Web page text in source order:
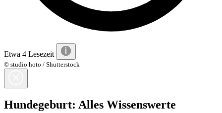
Etwa 4 Lesezeit
© studio hoto / Shutterstock
Hundegeburt: Alles Wissenswerte